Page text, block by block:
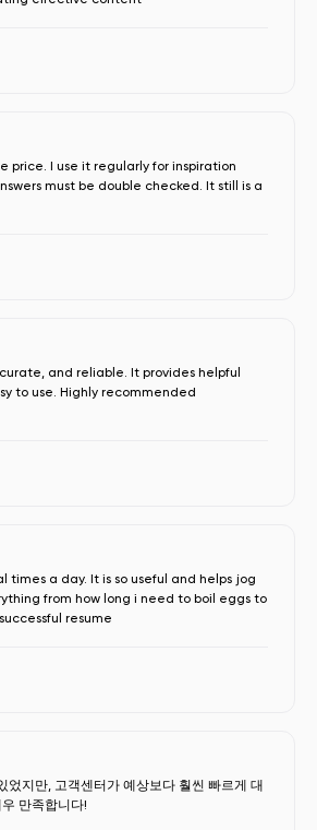
price. I use it regularly for inspiration
must be double checked. It still is a
and reliable. It provides helpful
to use. Highly recommended
times a day. It is so useful and helps jog
from how long i need to boil eggs to
resume
었지만, 고객센터가 예상보다 훨씬 빠르게 대
만족합니다!